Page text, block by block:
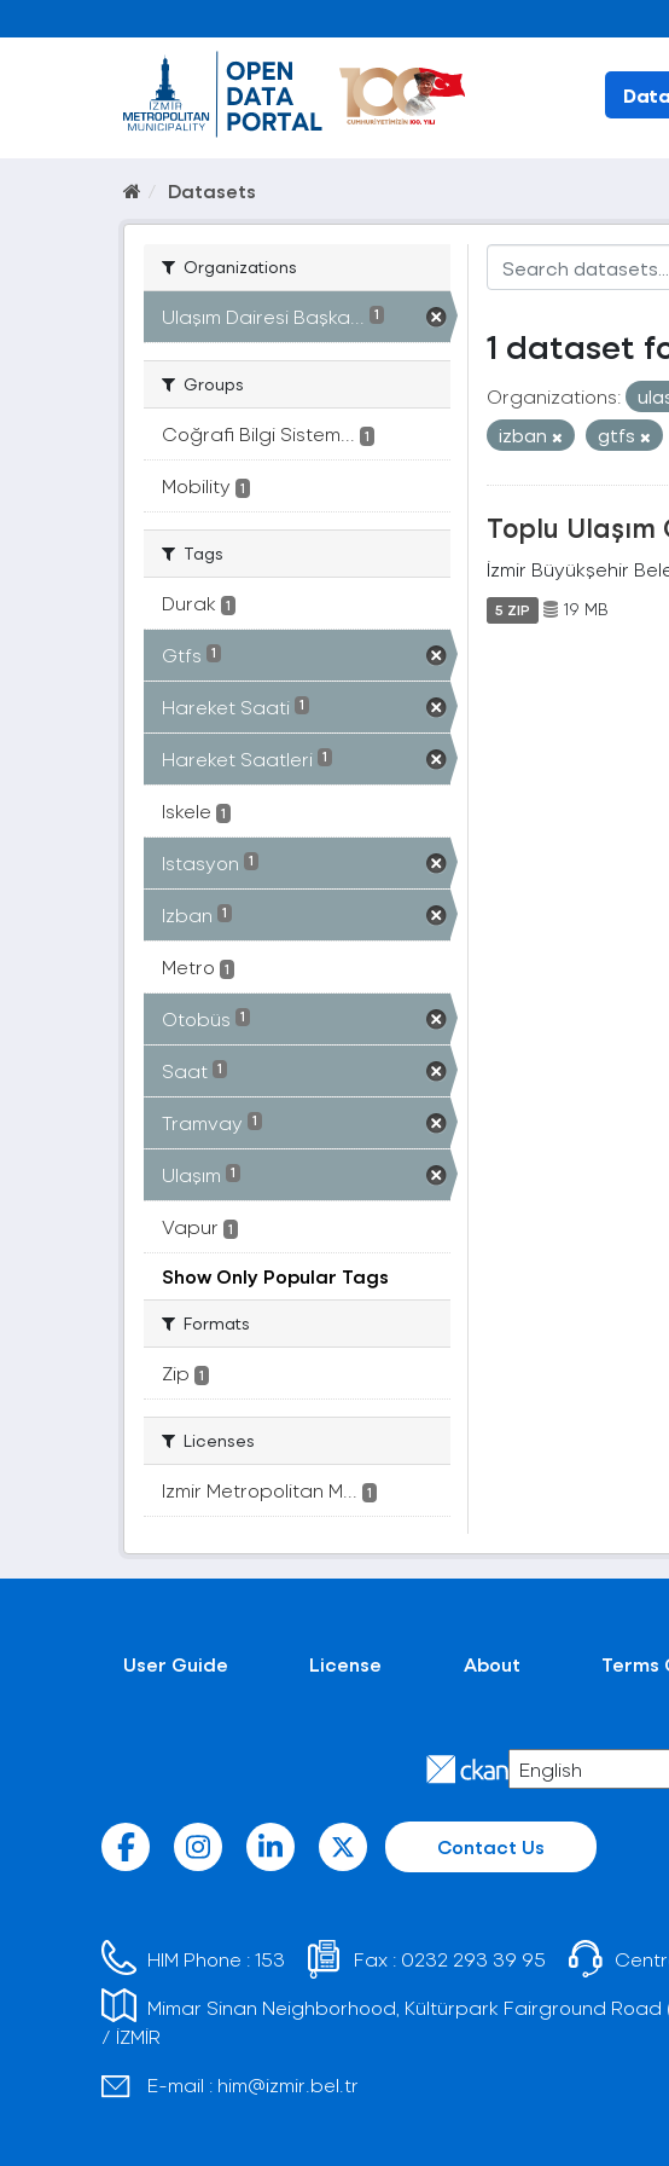
Datasets
Organizations
Ulaşım Dairesi Başka... 1
Groups
Coğrafi Bilgi Sistem... 1
Mobility 1
Tags
Durak 1
Gtfs 1
Hareket Saati 1
Hareket Saatleri 1
Iskele 1
Istasyon 1
Izban 1
Metro 1
Otobüs 1
Saat 1
Tramvay 1
Ulaşım 1
Vapur 1
Show Only Popular Tags
Formats
Zip 1
Licenses
Izmir Metropolitan M... 1
1 dataset
Organizations:
izban
gtfs
Toplu Ulaşım
İzmir Büyükşehir
5 ZIP 19 MB
User Guide License About Terms
Contact Us
HIM Phone :153 Fax : 0232 293 39 95
Mimar Sinan Neighborhood, Kültürpark Fairground
/ İZMİR
E-mail : him@izmir.bel.tr